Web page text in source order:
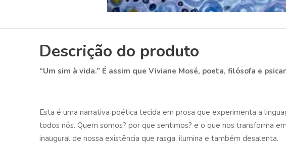
Descrição do produto
“Um sim à vida.” É assim que Viviane Mosé, poeta, filósofa e
Esta é uma narrativa poética tecida em prosa que experimenta a
todos nós. Quem somos? por que sentimos? e o que nos transforma
inaugural de nossa existência que rasga, ilumina e também desalenta.